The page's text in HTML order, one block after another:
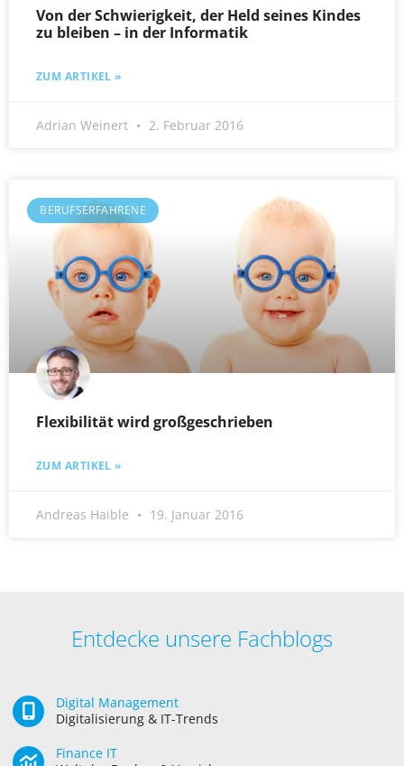
Von der Schwierigkeit, der Held seines Kindes
zu bleiben – in der Informatik
ZUM ARTIKEL »
Adrian Weinert 2. Februar 2016
BERUFSERFAHRENE
Flexibilität wird großgeschrieben
ZUM ARTIKEL »
Andreas Haible 19. Januar 2016
Entdecke unsere Fachblogs
Digital Management
Digitalisierung & IT-Trends
Finance IT